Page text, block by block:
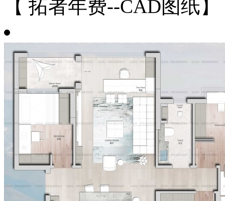
【 拓者年费--CAD图纸】